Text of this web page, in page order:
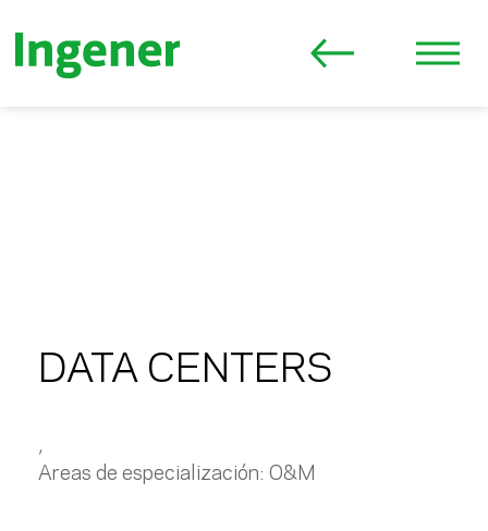
DATA CENTERS
,
Areas de especialización:O&M